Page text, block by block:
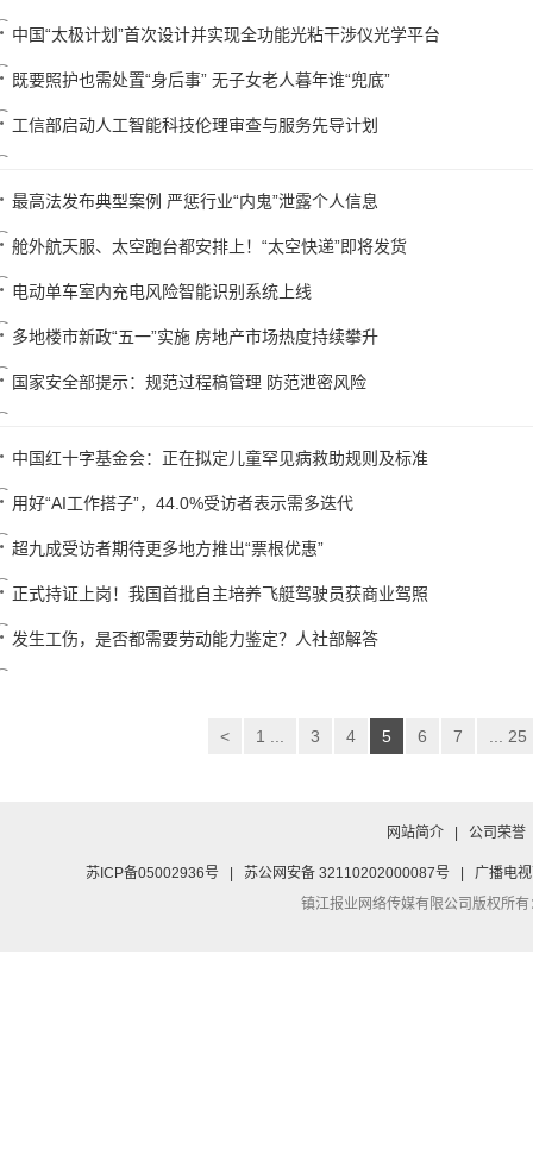
中国“太极计划”首次设计并实现全功能光粘干涉仪光学平台
既要照护也需处置“身后事” 无子女老人暮年谁“兜底”
工信部启动人工智能科技伦理审查与服务先导计划
最高法发布典型案例 严惩行业“内鬼”泄露个人信息
舱外航天服、太空跑台都安排上！“太空快递”即将发货
电动单车室内充电风险智能识别系统上线
多地楼市新政“五一”实施 房地产市场热度持续攀升
国家安全部提示：规范过程稿管理 防范泄密风险
中国红十字基金会：正在拟定儿童罕见病救助规则及标准
用好“AI工作搭子”，44.0%受访者表示需多迭代
超九成受访者期待更多地方推出“票根优惠”
正式持证上岗！我国首批自主培养飞艇驾驶员获商业驾照
发生工伤，是否都需要劳动能力鉴定？人社部解答
< 1 ... 3 4 5 6 7 ... 25
网站简介 公司荣誉
苏ICP备05002936号 苏公网安备 32110202000087号
广播电
镇江报业网络传媒有限公司版权所